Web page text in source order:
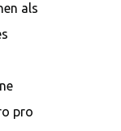
als
pro